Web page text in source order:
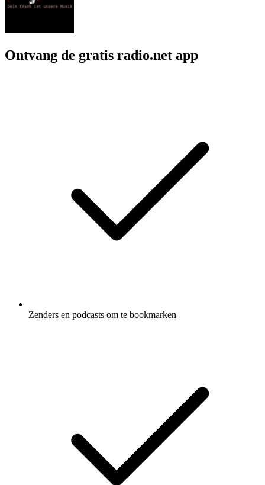
Ontvang de gratis radio.net app
Zenders en podcasts om te bookmarken